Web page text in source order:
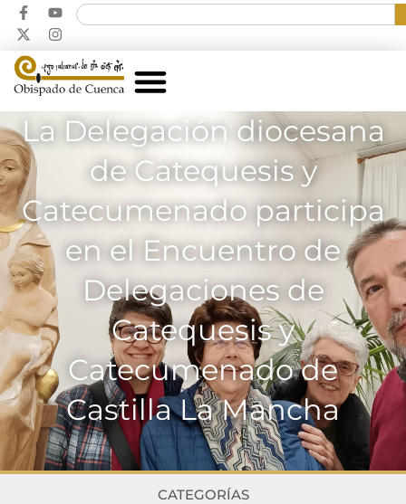
La Delegación diocesana
de Catequesis y
Catecumenado participa
en el Encuentro de
Delegaciones de
Catequesis y
Catecumenado de
Castilla La Mancha
CATEGORÍAS